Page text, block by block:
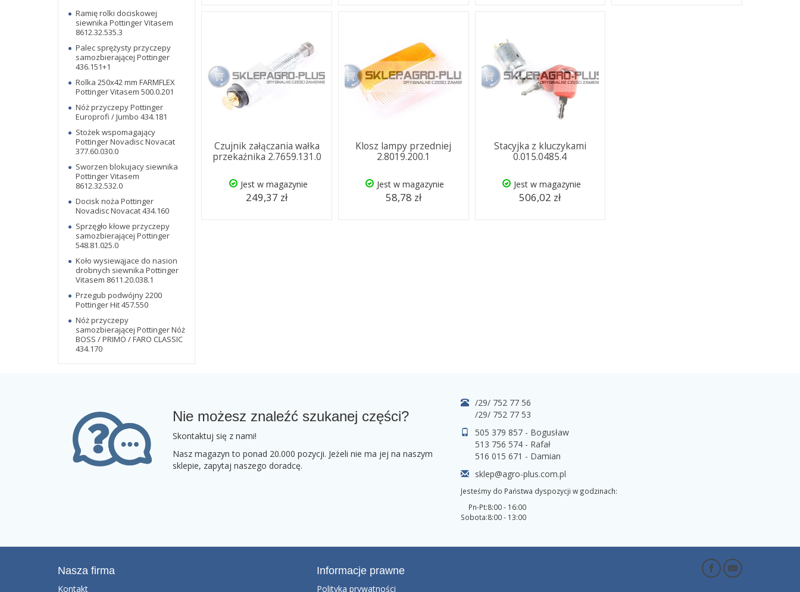
Czujnik załączania wałka
przekaźnika 2.7659.131.0
Jest w magazynie
249,37 zł
Klosz lampy przedniej
2.8019.200.1
Jest w magazynie
58,78 zł
Stacyjka z kluczykami
0.015.0485.4
Jest w magazynie
506,02 zł
Ramię rolki dociskowej
siewnika Pottinger Vitasem
8612.32.535.3
Palec sprężysty przyczepy
samozbierającej Pottinger
436.151+1
Rolka 250x42 mm FARMFLEX
Pottinger Vitasem 500.0.201
Nóż przyczepy Pottinger
Europrofi / Jumbo 434.181
Stożek wspomagający
Pottinger Novadisc Novacat
377.60.030.0
Sworzen blokujacy siewnika
Pottinger Vitasem
8612.32.532.0
Docisk noża Pottinger
Novadisc Novacat 434.160
Sprzęgło kłowe przyczepy
samozbierającej Pottinger
548.81.025.0
Koło wysiewąjace do nasion
drobnych siewnika Pottinger
Vitasem 8611.20.038.1
Przegub podwójny 2200
Pottinger Hit 457.550
Nóż przyczepy
samozbierającej Pottinger Nóż
BOSS / PRIMO / FARO CLASSIC
434.170
Nie możesz znaleźć szukanej części?
Skontaktuj się z nami!
Nasz magazyn to ponad 20.000 pozycji. Jeżeli nie ma jej na naszym
sklepie, zapytaj naszego doradcę.
/29/ 752 77 56
/29/ 752 77 53
505 379 857 - Bogusław
513 756 574 - Rafał
516 015 671 - Damian
sklep@agro-plus.com.pl
Jesteśmy do Państwa dyspozycji w godzinach:
Pn-Pt:
Sobota:
8:00 - 16:00
8:00 - 13:00
Nasza firma
Kontakt
Informacje prawne
Polityka prywatności